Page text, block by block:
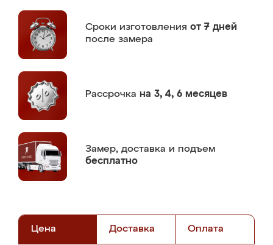
Сроки изготовления от 7 дней
после замера
Рассрочка на 3, 4, 6 месяцев
Замер, доставка и подъем
бесплатно
Цена Доставка Оплата